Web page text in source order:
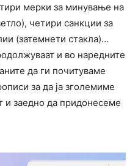
мерки за минување на
четири санкции за
(затемнети стакла)…
и во наредните
да ги почитуваме
за да ја зголемиме
и заедно да придонесеме